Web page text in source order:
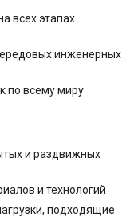
всех этапах
инженерных
по всему миру
и раздвижных
и технологий
подходящие